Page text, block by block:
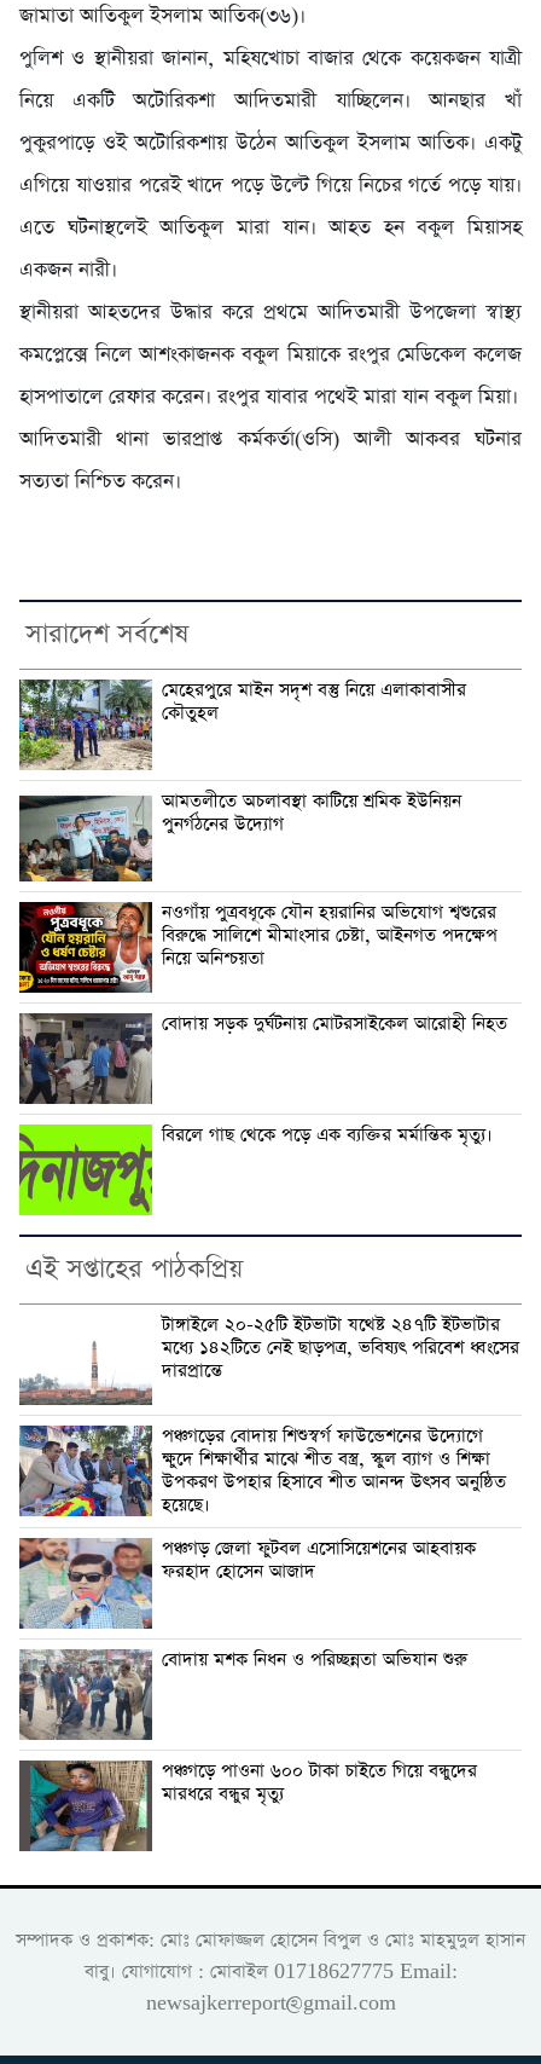
জামাতা আতিকুল ইসলাম আতিক(৩৬)।
পুলিশ ও স্থানীয়রা জানান, মহিষখোচা বাজার থেকে কয়েকজন যাত্রী
নিয়ে একটি অটোরিকশা আদিতমারী যাচ্ছিলেন। আনছার খাঁ
পুকুরপাড়ে ওই অটোরিকশায় উঠেন আতিকুল ইসলাম আতিক। একটু
এগিয়ে যাওয়ার পরেই খাদে পড়ে উল্টে গিয়ে নিচের গর্তে পড়ে যায়।
এতে ঘটনাস্থলেই আতিকুল মারা যান। আহত হন বকুল মিয়াসহ
একজন নারী।
স্থানীয়রা আহতদের উদ্ধার করে প্রথমে আদিতমারী উপজেলা স্বাস্থ্য
কমপ্লেক্সে নিলে আশংকাজনক বকুল মিয়াকে রংপুর মেডিকেল কলেজ
হাসপাতালে রেফার করেন। রংপুর যাবার পথেই মারা যান বকুল মিয়া।
আদিতমারী থানা ভারপ্রাপ্ত কর্মকর্তা(ওসি) আলী আকবর ঘটনার
সত্যতা নিশ্চিত করেন।
সারাদেশ সর্বশেষ
মেহেরপুরে মাইন সদৃশ বস্তু নিয়ে এলাকাবাসীর
কৌতুহল
আমতলীতে অচলাবস্থা কাটিয়ে শ্রমিক ইউনিয়ন
পুনর্গঠনের উদ্যোগ
নওগাঁয় পুত্রবধূকে যৌন হয়রানির অভিযোগ শ্বশুরের
বিরুদ্ধে সালিশে মীমাংসার চেষ্টা, আইনগত পদক্ষেপ
নিয়ে অনিশ্চয়তা
বোদায় সড়ক দুর্ঘটনায় মোটরসাইকেল আরোহী নিহত
বিরলে গাছ থেকে পড়ে এক ব্যক্তির মর্মান্তিক মৃত্যু।
এই সপ্তাহের পাঠকপ্রিয়
টাঙ্গাইলে ২০-২৫টি ইটভাটা যথেষ্ট ২৪৭টি ইটভাটার
মধ্যে ১৪২টিতে নেই ছাড়পত্র, ভবিষ্যৎ পরিবেশ ধ্বংসের
দারপ্রান্তে
পঞ্চগড়ের বোদায় শিশুস্বর্গ ফাউন্ডেশনের উদ্যোগে
ক্ষুদে শিক্ষার্থীর মাঝে শীত বস্ত্র, স্কুল ব্যাগ ও শিক্ষা
উপকরণ উপহার হিসাবে শীত আনন্দ উৎসব অনুষ্ঠিত
হয়েছে।
পঞ্চগড় জেলা ফুটবল এসোসিয়েশনের আহবায়ক
ফরহাদ হোসেন আজাদ
বোদায় মশক নিধন ও পরিচ্ছন্নতা অভিযান শুরু
পঞ্চগড়ে পাওনা ৬০০ টাকা চাইতে গিয়ে বন্ধুদের
মারধরে বন্ধুর মৃত্যু
সম্পাদক ও প্রকাশক: মোঃ মোফাজ্জল হোসেন বিপুল ও মোঃ মাহমুদুল হাসান
বাবু। যোগাযোগ : মোবাইল 01718627775 Email:
newsajkerreport@gmail.com